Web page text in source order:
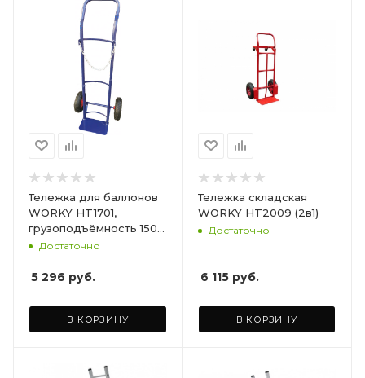
Тележка для баллонов
WORKY HT1701,
грузоподъёмность 150
кг, ширина площадки
Достаточно
5 296 руб.
В КОРЗИНУ
Тележка складская
WORKY HT2009 (2в1)
Достаточно
6 115руб.
В КОРЗИНУ